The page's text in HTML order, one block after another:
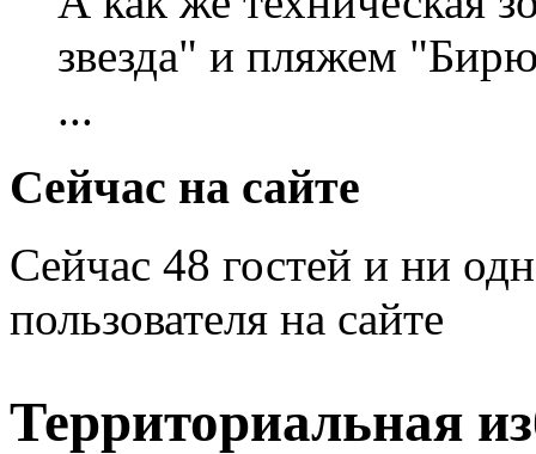
звезда" и пляжем
...
Сейчас на сайте
Сейчас 48 гостей и ни
пользователя на сайте
Территориальная